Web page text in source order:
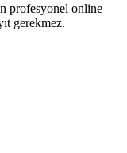
profesyonel online
gerekmez.